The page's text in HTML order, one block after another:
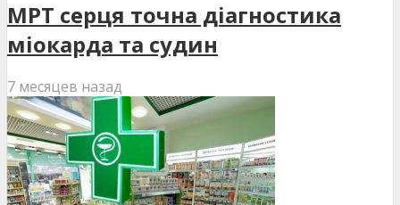
МРТ серця точна діагностика
міокарда та судин
7 месяцев назад